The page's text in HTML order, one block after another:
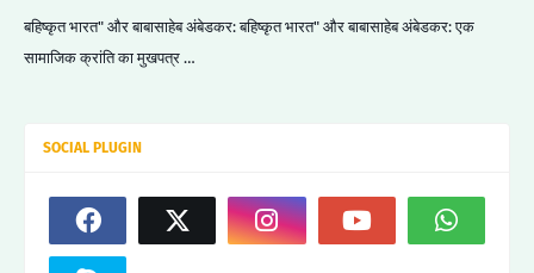
बहिष्कृत भारत" और बाबासाहेब अंबेडकर: बहिष्कृत भारत" और बाबासाहेब अंबेडकर: एक
सामाजिक क्रांति का मुखपत्र …
SOCIAL PLUGIN